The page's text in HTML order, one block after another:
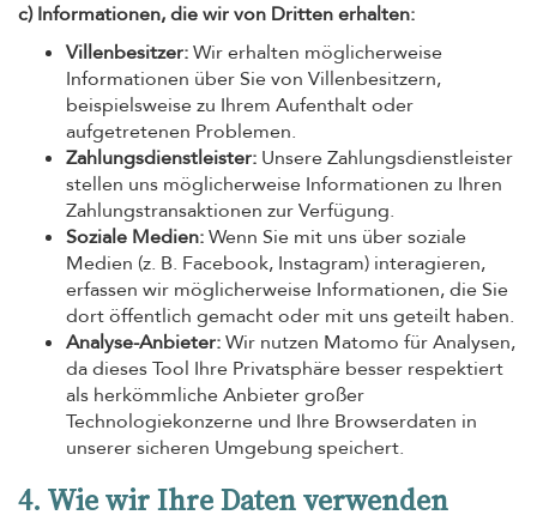
c) Informationen, die wir von Dritten erhalten:
Villenbesitzer:Wir erhalten möglicherweise
Informationen über Sie von Villenbesitzern,
beispielsweise zu Ihrem Aufenthalt oder
aufgetretenen Problemen.
Zahlungsdienstleister: Unsere Zahlungsdienstleister
stellen uns möglicherweise Informationen zu Ihren
Zahlungstransaktionen zur Verfügung.
Soziale Medien:Wenn Sie mit uns über soziale
Medien (z. B. Facebook, Instagram) interagieren,
erfassen wir möglicherweise Informationen, die Sie
dort öffentlich gemacht oder mit uns geteilt haben.
Analyse-Anbieter:Wir nutzen Matomo für Analysen,
da dieses Tool Ihre Privatsphäre besser respektiert
als herkömmliche Anbieter großer
Technologiekonzerne und Ihre Browserdaten in
unserer sicheren Umgebung speichert.
4. Wie wir Ihre Daten verwenden